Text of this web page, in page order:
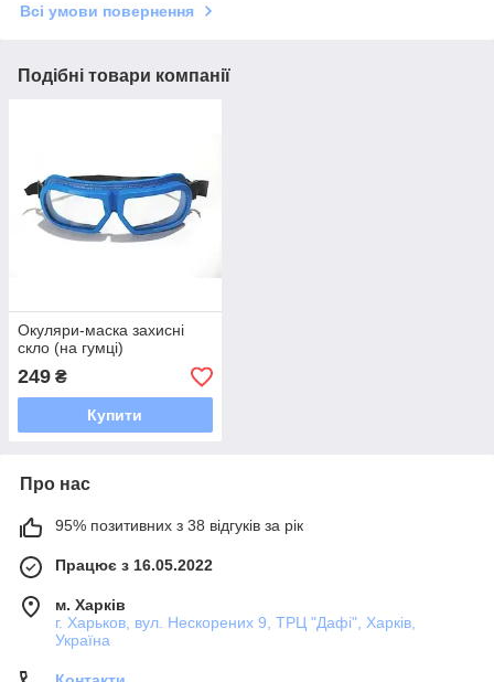
Всі умови повернення
Подібні товари компанії
Окуляри-маска захисні
скло (на гумці)
249 ₴
Купити
Про нас
95% позитивних з 38 відгуків за рік
Працює з 16.05.2022
м. Харків
г. Харьков, вул. Нескорених 9, ТРЦ "Дафі", Харків,
Україна